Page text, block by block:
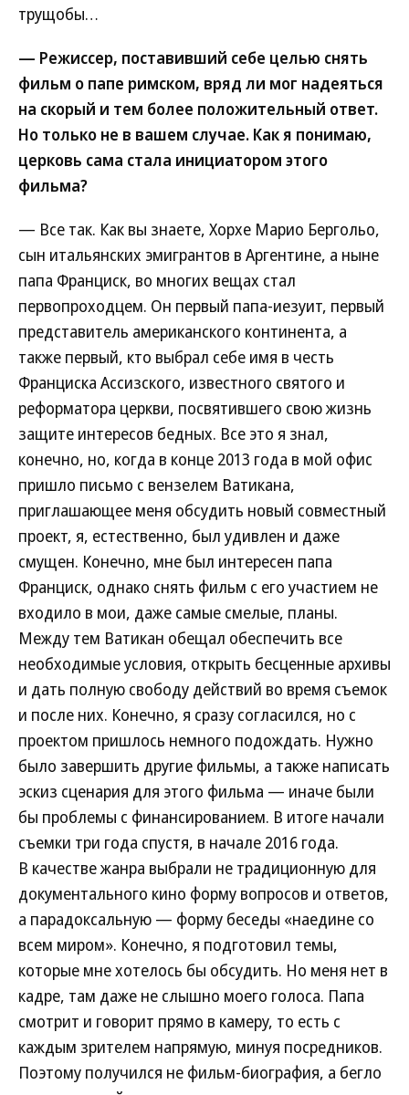
трущобы…
— Режиссер, поставивший себе целью снять
фильм о папе римском, вряд ли мог надеяться
на скорый и тем более положительный ответ.
Но только не в вашем случае. Как я понимаю,
церковь сама стала инициатором этого
фильма?
— Все так. Как вы знаете, Хорхе Марио Бергольо,
сын итальянских эмигрантов в Аргентине, а ныне
папа Франциск, во многих вещах стал
первопроходцем. Он первый папа-иезуит, первый
представитель американского континента, а
также первый, кто выбрал себе имя в честь
Франциска Ассизского, известного святого и
реформатора церкви, посвятившего свою жизнь
защите интересов бедных. Все это я знал,
конечно, но, когда в конце 2013 года в мой офис
пришло письмо с вензелем Ватикана,
приглашающее меня обсудить новый совместный
проект, я, естественно, был удивлен и даже
смущен. Конечно, мне был интересен папа
Франциск, однако снять фильм с его участием не
входило в мои, даже самые смелые, планы.
Между тем Ватикан обещал обеспечить все
необходимые условия, открыть бесценные архивы
и дать полную свободу действий во время съемок
и после них. Конечно, я сразу согласился, но с
проектом пришлось немного подождать. Нужно
было завершить другие фильмы, а также написать
эскиз сценария для этого фильма — иначе были
бы проблемы с финансированием. В итоге начали
съемки три года спустя, в начале 2016 года.
В качестве жанра выбрали не традиционную для
документального кино форму вопросов и ответов,
а парадоксальную — форму беседы «наедине со
всем миром». Конечно, я подготовил темы,
которые мне хотелось бы обсудить. Но меня нет в
кадре, там даже не слышно моего голоса. Папа
смотрит и говорит прямо в камеру, то есть с
каждым зрителем напрямую, минуя посредников.
Поэтому получился не фильм-биография, а бегло